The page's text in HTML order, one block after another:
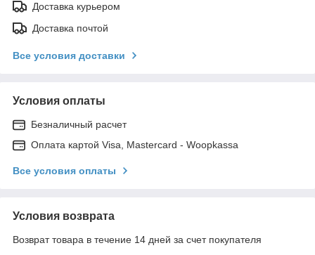
Доставка курьером
Доставка почтой
Все условия доставки
Условия оплаты
Безналичный расчет
Оплата картой Visa, Mastercard - Woopkassa
Все условия оплаты
Условия возврата
Возврат товара в течение 14 дней за счет покупателя